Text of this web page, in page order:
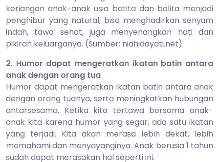
keriangan anak-anak usia batita dan balita menjadi
penghibur yang natural, bisa menghadirkan senyum
indah, tawa sehat, juga menyenangkan hati dan
pikiran keluarganya. (Sumber: niahidayati.net).
2. Humor dapat mengeratkan ikatan batin antara
anak dengan orang tua
Humor dapat mengeratkan ikatan batin antara anak
dengan orang tuanya, serta meningkatkan hubungan
antarsesama. Ketika kita tertawa bersama anak-
anak kita karena humor yang segar, ada satu ikatan
yang terjadi. Kita akan merasa lebih dekat, lebih
memahami dan menyayanginya. Anak berusia 1 tahun
sudah dapat merasakan hal seperti ini.